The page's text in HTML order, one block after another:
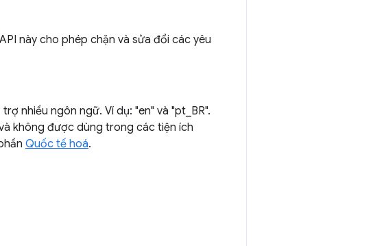
này cho phép chặn và sửa đổi các yêu
nhiều ngôn ngữ. Ví dụ: "en" và "pt_BR".
không được dùng trong các tiện ích
Quốc tế hoá.